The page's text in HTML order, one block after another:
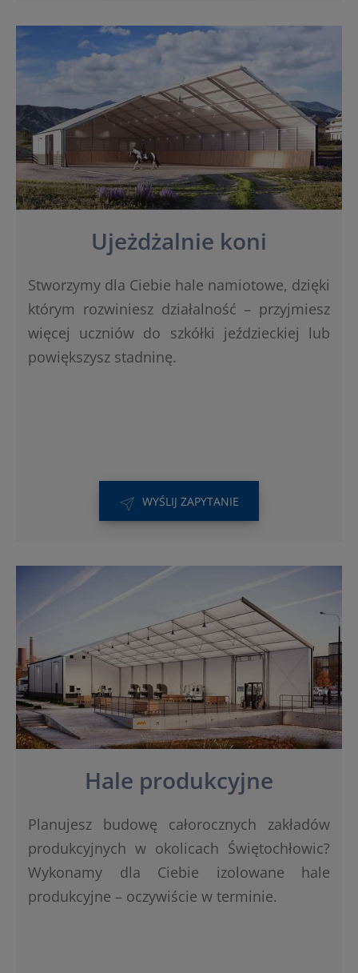
Ujeżdżalnie koni
Stworzymy dla Ciebie hale namiotowe, dzięki
którym rozwiniesz działalność – przyjmiesz
więcej uczniów do szkółki jeździeckiej lub
powiększysz stadninę.
WYŚLIJ ZAPYTANIE
Hale produkcyjne
Planujesz budowę całorocznych zakładów
produkcyjnych w okolicach Świętochłowic?
Wykonamy dla Ciebie izolowane hale
produkcyjne – oczywiście w terminie.